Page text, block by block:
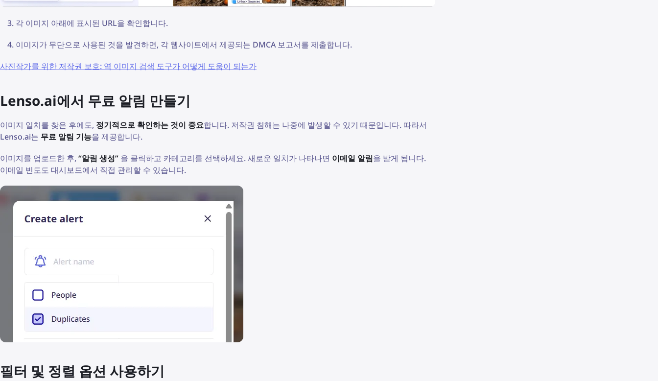
각 이미지 아래에 표시된 URL을 확인합니다.
이미지가 무단으로 사용된 것을 발견하면, 각 웹사이트에서 제공되는 DMCA 보고서를 제출합니다.
사진작가를 위한 저작권 보호: 역 이미지 검색 도구가 어떻게 도움이 되는가
Lenso.ai에서 무료 알림 만들기
이미지 일치를 찾은 후에도, 정기적으로 확인하는 것이 중요합니다. 저작권 침해는 나중에 발생할 수 있기 때문입니다. 따라서
Lenso.ai는 무료 알림 기능을 제공합니다.
이미지를 업로드한 후, “알림 생성” 을 클릭하고 카테고리를 선택하세요. 새로운 일치가 나타나면 이메일 알림을 받게 됩니다.
이메일 빈도도 대시보드에서 직접 관리할 수 있습니다.
필터 및 정렬 옵션 사용하기